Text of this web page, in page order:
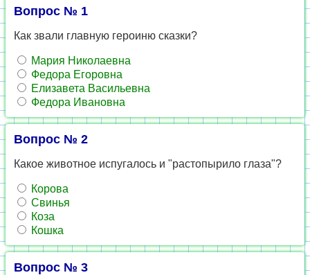
Вопрос № 1
Как звали главную героиню сказки?
Мария Николаевна
Федора Егоровна
Елизавета Васильевна
Федора Ивановна
Вопрос № 2
Какое животное испугалось и "растопырило глаза"?
Корова
Свинья
Коза
Кошка
Вопрос № 3